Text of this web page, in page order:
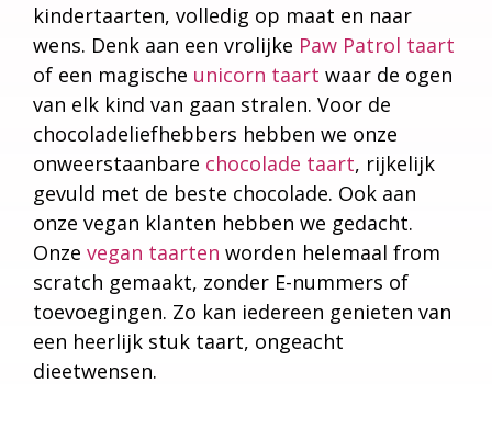
kindertaarten, volledig op maat en naar
wens. Denk aan een vrolijke Paw Patrol taart
of een magische unicorn taart waar de ogen
van elk kind van gaan stralen. Voor de
chocoladeliefhebbers hebben we onze
onweerstaanbare chocolade taart, rijkelijk
gevuld met de beste chocolade. Ook aan
onze vegan klanten hebben we gedacht.
Onze vegan taarten worden helemaal from
scratch gemaakt, zonder E-nummers of
toevoegingen. Zo kan iedereen genieten van
een heerlijk stuk taart, ongeacht
dieetwensen.